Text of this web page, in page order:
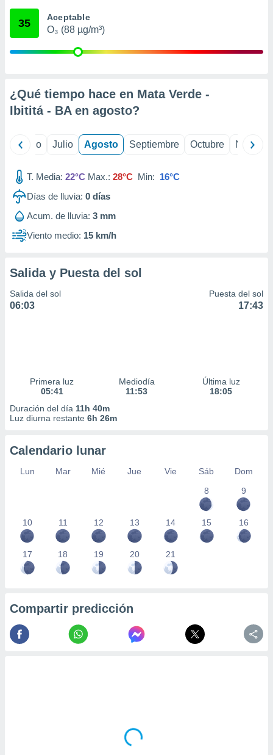
e
publicidad
1199
35 Aceptable
O₃ (88 µg/m³)
¿Qué tiempo hace en Mata Verde -
Ibititá - BA en agosto?
Junio Julio Agosto Septiembre Octubre
T. Media: 22°C Max.: 28°C Min: 16°C
Días de lluvia: 0 días
Acum. de lluvia: 3 mm
Viento medio: 15 km/h
Salida y Puesta del sol
Salida del sol
06:03
Puesta del sol
17:43
Primera luz
05:41
Mediodía
11:53
Última luz
18:05
Duración del día 11h 40m
Luz diurna restante 6h 26m
Calendario lunar
Lun Mar Mié Jue Vie Sáb
Dom
8
9
10 11 12 13 14 15 16
17 18 19 20 21
Compartir predicción